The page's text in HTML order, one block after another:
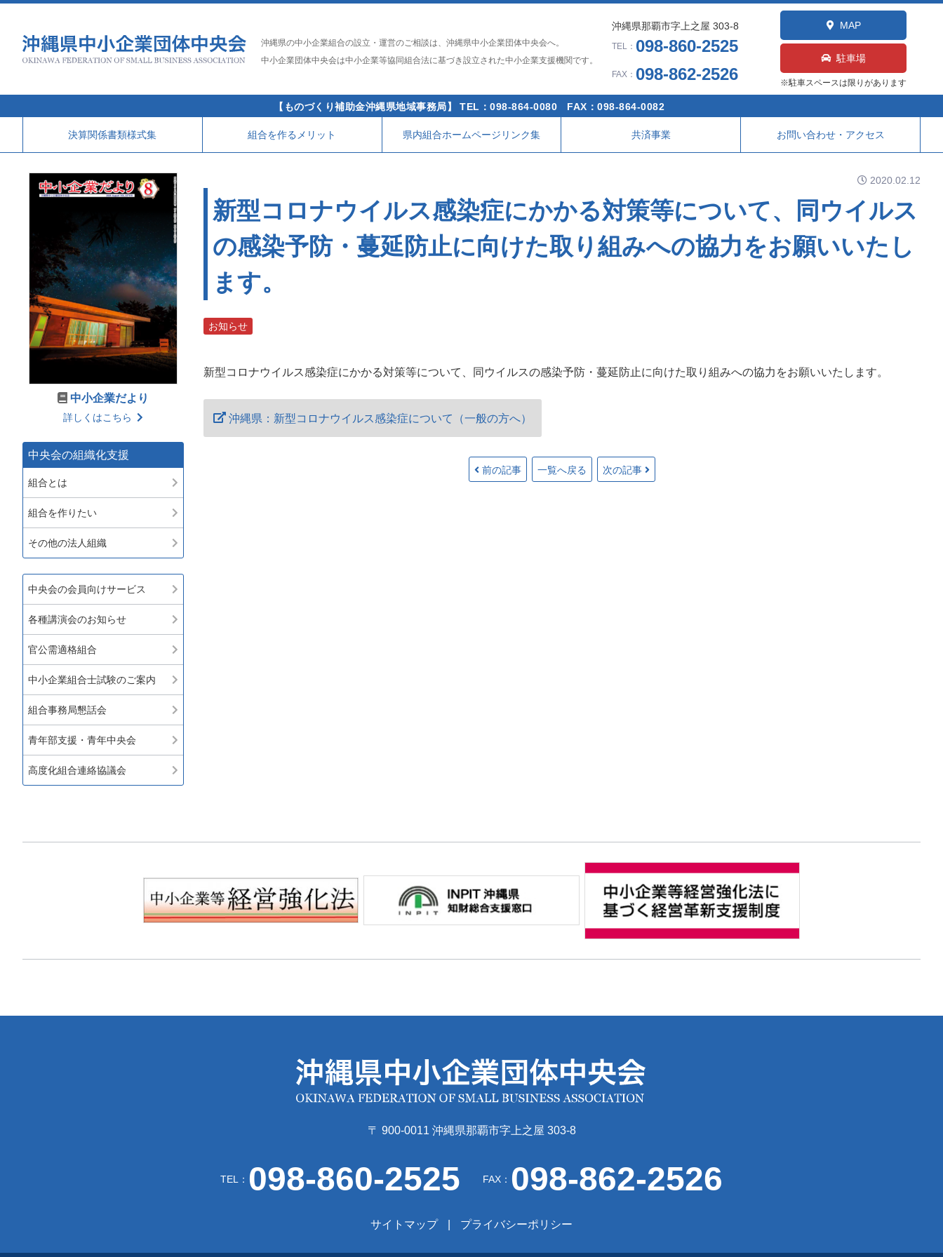
沖縄県の中小企業組合の設立・運営のご相談は、沖縄県中小企業団体中央会へ。
中小企業団体中央会は中小企業等協同組合法に基づき設立された中小企業支援機関です。
沖縄県那覇市字上之屋 303-8
TEL： 098-860-2525
FAX： 098-862-2526
MAP
駐車場
※駐車スペースは限りがあります
【ものづくり補助金沖縄県地域事務局】 TEL：098-864-0080 FAX：098-864-0082
決算関係書類様式集 組合を作るメリット 県内組合ホームページリンク集 共済事業 お問い合わせ・アクセス
2020.02.12
新型コロナウイルス感染症にかかる対策等について、同ウイルス
の感染予防・蔓延防止に向けた取り組みへの協力をお願いいたし
ます。
お知らせ
新型コロナウイルス感染症にかかる対策等について、同ウイルスの感染予防・蔓延防止に向けた取り組みへの協力をお願いいたします。
沖縄県：新型コロナウイルス感染症について（一般の方へ）
前の記事 一覧へ戻る 次の記事
中小企業だより
詳しくはこちら
中央会の組織化支援
組合とは
組合を作りたい
その他の法人組織
中央会の会員向けサービス
各種講演会のお知らせ
官公需適格組合
中小企業組合士試験のご案内
組合事務局懇話会
青年部支援・青年中央会
高度化組合連絡協議会
〒 900-0011 沖縄県那覇市字上之屋 303-8
TEL： 098-860-2525 FAX： 098-862-2526
サイトマップ プライバシーポリシー